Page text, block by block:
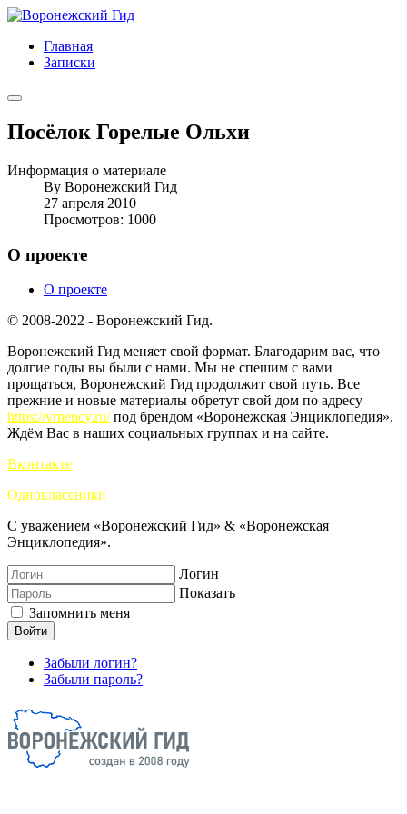
Главная
Записки
Посёлок Горелые Ольхи
Информация о материале
By Воронежский Гид
27 апреля 2010
Просмотров: 1000
О проекте
О проекте
© 2008-2022 - Воронежский Гид.
Воронежский Гид меняет свой формат. Благодарим вас, что
долгие годы вы были с нами. Мы не спешим с вами
прощаться, Воронежский Гид продолжит свой путь. Все
прежние и новые материалы обретут свой дом по адресу
https://vrnency.ru/под брендом «Воронежская Энциклопедия».
Ждём Вас в наших социальных группах и на сайте.
Вконтакте
Одноклассники
С уважением «Воронежский Гид» & «Воронежская
Энциклопедия».
Логин
Показать
Запомнить меня
Войти
Забыли логин?
Забыли пароль?